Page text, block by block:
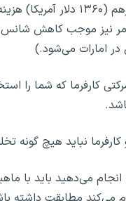
۵۰۰۰ درهم (۱۳۶۰ دلار
نیز موجب کاهش شانس
امارات می‌شود.)
کارفرما که شما را
نباید هیچ گونه
انجام می‌دهید باید با